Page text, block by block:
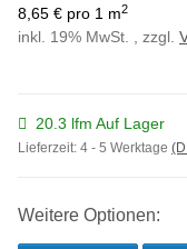
8,65 € pro 1 m2
inkl. 19% MwSt. , zzgl.
20.3 lfm Auf Lager
Lieferzeit: 4 - 5 Werktage
Weitere Optionen: